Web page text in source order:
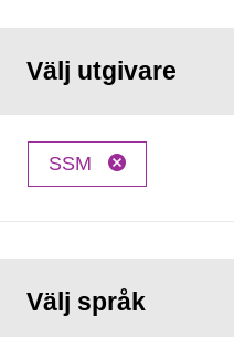
Välj utgivare
SSM
Välj språk